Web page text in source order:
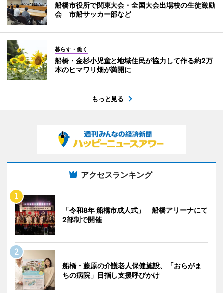
船橋市役所で関東大会・全国大会出場校の生徒激励
会 市船サッカー部など
暮らす・働く
船橋・金杉小児童と地域住民が協力して作る約2万
本のヒマワリ畑が満開に
もっと見る
アクセスランキング
「令和8年 船橋市成人式」 船橋アリーナにて
2部制で開催
船橋・藤原の介護老人保健施設、「おらがま
ちの病院」目指し支援呼びかけ